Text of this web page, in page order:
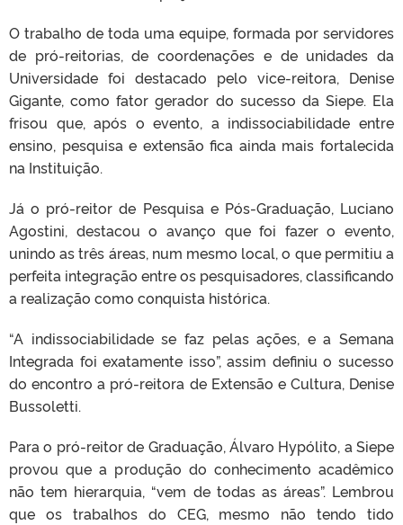
O trabalho de toda uma equipe, formada por servidores
de pró-reitorias, de coordenações e de unidades da
Universidade foi destacado pelo vice-reitora, Denise
Gigante, como fator gerador do sucesso da Siepe. Ela
frisou que, após o evento, a indissociabilidade entre
ensino, pesquisa e extensão fica ainda mais fortalecida
na Instituição.
Já o pró-reitor de Pesquisa e Pós-Graduação, Luciano
Agostini, destacou o avanço que foi fazer o evento,
unindo as três áreas, num mesmo local, o que permitiu a
perfeita integração entre os pesquisadores, classificando
a realização como conquista histórica.
“A indissociabilidade se faz pelas ações, e a Semana
Integrada foi exatamente isso”, assim definiu o sucesso
do encontro a pró-reitora de Extensão e Cultura, Denise
Bussoletti.
Para o pró-reitor de Graduação, Álvaro Hypólito, a Siepe
provou que a produção do conhecimento acadêmico
não tem hierarquia, “vem de todas as áreas”. Lembrou
que os trabalhos do CEG, mesmo não tendo tido